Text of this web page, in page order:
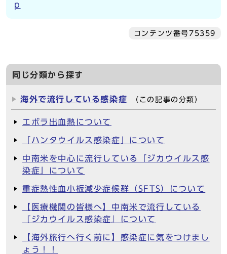
p
コンテンツ番号75359
同じ分類から探す
海外で流行している感染症 （この記事の分類）
エボラ出血熱について
「ハンタウイルス感染症」について
中南米を中心に流行している「ジカウイルス感
染症」について
重症熱性血小板減少症候群（SFTS）について
【医療機関の皆様へ】中南米で流行している
『ジカウイルス感染症』について
【海外旅行へ行く前に】感染症に気をつけまし
ょう！！